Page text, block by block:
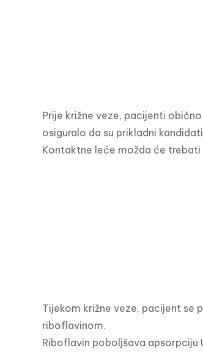
Prije križne veze, pacijenti
osiguralo da su prikladni
Kontaktne leće možda će
Tijekom križne veze, pacijent se
riboflavinom.
Riboflavin poboljšava apsorpciju